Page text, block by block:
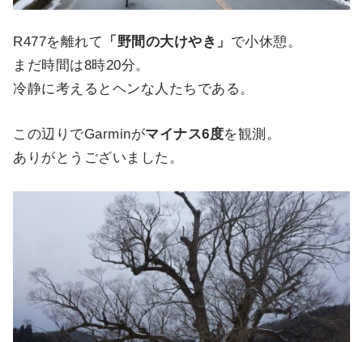
R477を離れて 「野間の大けやき」 で小休憩。
まだ時間は8時20分。
冷静に考えるとヘンな人たちである。
この辺りでGarminがマイナス6度を観測。
ありがとうございました。